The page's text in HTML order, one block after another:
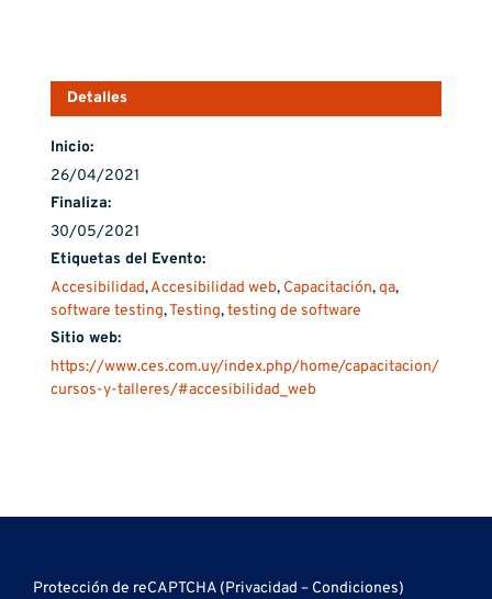
Detalles
Inicio:
26/04/2021
Finaliza:
30/05/2021
Etiquetas del Evento:
Accesibilidad,Accesibilidad web, Capacitación,qa,
software testing,Testing,testing de software
Sitio web:
https://www.ces.com.uy/index.php/home/capacitacion/
cursos-y-talleres/#accesibilidad_web
Protección de reCAPTCHA (Privacidad – Condiciones)